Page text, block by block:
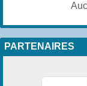
PARTENAIRES